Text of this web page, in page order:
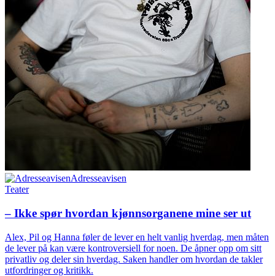
Adresseavisen
Teater
– Ikke spør hvordan kjønnsorganene mine ser ut
Alex, Pil og Hanna føler de lever en helt vanlig hverdag, men måten
de lever på kan være kontroversiell for noen. De åpner opp om sitt
privatliv og deler sin hverdag. Saken handler om hvordan de takler
utfordringer og kritikk.